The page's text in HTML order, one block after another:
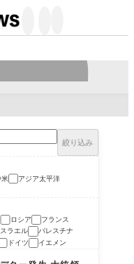
絞り込み
米
アジア太平洋
ロシア
フランス
ラエル
パレスチナ
ドイツ イエメン